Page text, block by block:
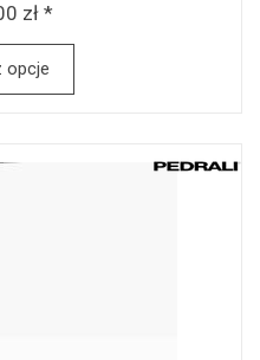
zł *
opcje